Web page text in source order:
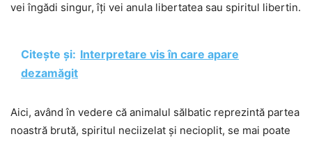
vei îngădi singur, îți vei anula libertatea sau spiritul libertin.
Citește și: Interpretare vis în care apare
dezamăgit
Aici, având în vedere că animalul sălbatic reprezintă partea
noastră brută, spiritul neciizelat și necioplit, se mai poate